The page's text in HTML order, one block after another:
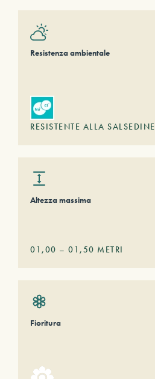
Resistenza ambientale
RESISTENTE ALLA SALSEDINE
Altezza massima
01,00 – 01,50 METRI
Fioritura